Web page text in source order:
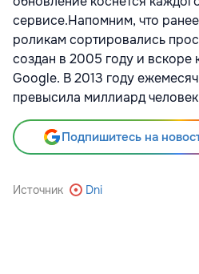
сервисе.Напомним, что
роликам сортировались
создан в 2005 году и вскоре
Google. В 2013 году
превысила миллиард
Подпишитесь на
Источник Dni